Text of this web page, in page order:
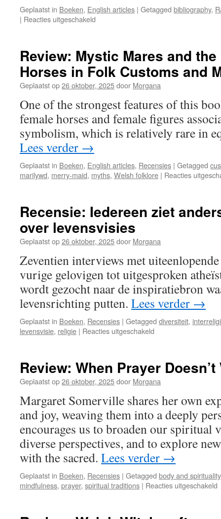
Geplaatst in Boeken, English articles | Getagged bibliography,
| Reacties uitgeschakeld
Raymond
Buckland
Review: Mystic Mares and
Horses in Folk Customs and
Geplaatst op26 oktober, 2025door Morgana
One of the strongest features of this
female horses and female figures
symbolism, which is relatively rare in
Lees verder →
Geplaatst in Boeken, English articles, Recensies | Getagged
marilywd, merry-maid, myths, Welsh folklore | Reacties
Recensie: Iedereen ziet
over levensvisies
Geplaatst op26 oktober, 2025door Morgana
Zeventien interviews met
vurige gelovigen tot uitgesproken
wordt gezocht naar de inspiratiebron
levensrichting putten. Lees verder →
Geplaatst in Boeken, Recensies | Getagged diversiteit,
levensvisie, religie | Reacties uitgeschakeld
anders
‑
over
levensvisies
Review: When Prayer Doesn’t
Geplaatst op26 oktober, 2025door Morgana
Margaret Somerville shares her own
and joy, weaving them into a deeply
encourages us to broaden our spiritual
diverse perspectives, and to explore
with the sacred. Lees verder →
Geplaatst in Boeken, Recensies | Getagged body and spirituality
mindfulness, prayer, spiritual traditions | Reacties uitgeschakeld